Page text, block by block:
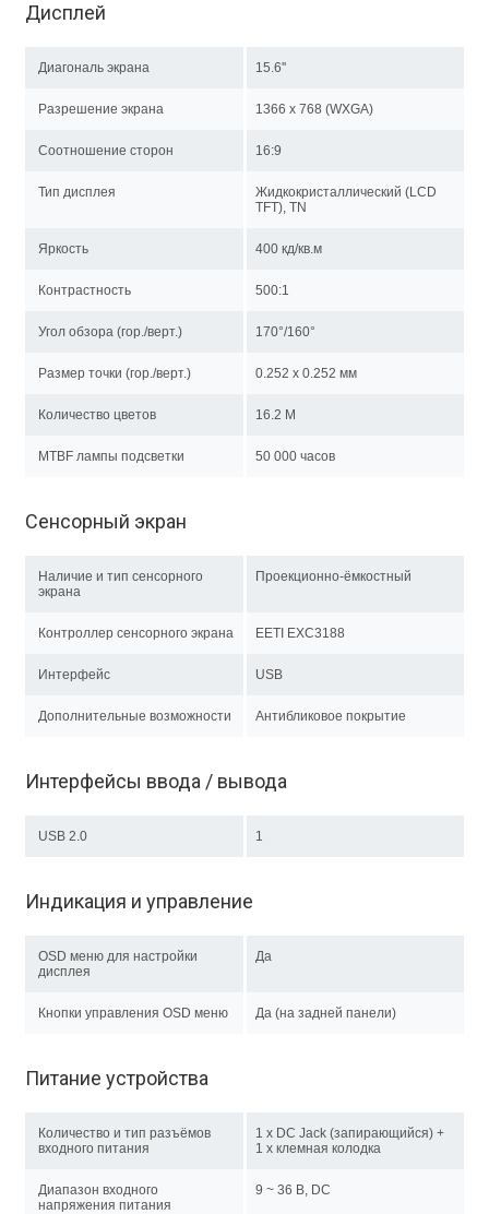
Дисплей
Диагональ экрана 15.6''
Разрешение экрана 1366 x 768 (WXGA)
Соотношение сторон 16:9
Тип дисплея
Жидкокристаллический (LCD
TFT), TN
Яркость 400 кд/кв.м
Контрастность 500:1
Угол обзора (гор./верт.) 170°/160°
Размер точки (гор./верт.) 0.252 x 0.252 мм
Количество цветов 16.2 M
MTBF лампы подсветки 50 000 часов
Сенсорный экран
Наличие и тип сенсорного
экрана
Проекционно-ёмкостный
Контроллер сенсорного экрана EETI EXC3188
Интерфейс USB
Дополнительные возможности Антибликовое покрытие
Интерфейсы ввода / вывода
USB 2.0 1
Индикация и управление
OSD меню для настройки
дисплея
Да
Кнопки управления OSD меню Да (на задней панели)
Питание устройства
Количество и тип разъёмов
входного питания
1 x DC Jack (запирающийся) +
1 х клемная колодка
Диапазон входного
напряжения питания
9 ~ 36 В, DC